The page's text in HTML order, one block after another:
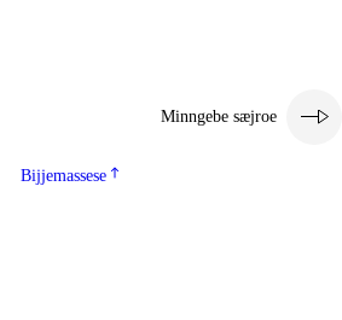
jïh skuvleevtiedimmie
Minngebe sæjroe
Bijjemassese